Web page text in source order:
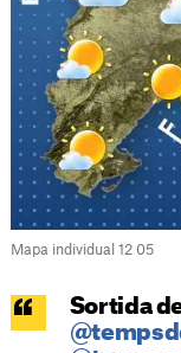
Mapa individual 12 05
Sortida